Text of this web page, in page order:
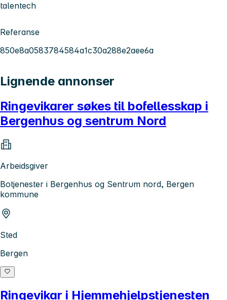
talentech
Referanse
850e8a0583784584a1c30a288e2aee6a
Lignende annonser
Ringevikarer søkes til bofellesskap i
Bergenhus og sentrum Nord
Arbeidsgiver
Botjenester i Bergenhus og Sentrum nord, Bergen
kommune
Sted
Bergen
Ringevikar i Hjemmehjelpstjenesten